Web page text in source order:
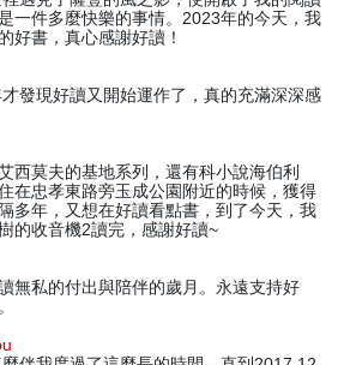
一件多麼快樂的事情。2023年的今天，我
好書，真心感謝好讀！
發現好讀又開始運作了，真的充滿深深感
西莫夫的基地系列，還有科小說海伯利
在忠孝東路旁玉成公園附近的時候，獲得
多年，又想在好讀看點書，到了今天，我
的收音機2讀完，感謝好讀~
無私的付出與陪伴的歲月。永遠支持好